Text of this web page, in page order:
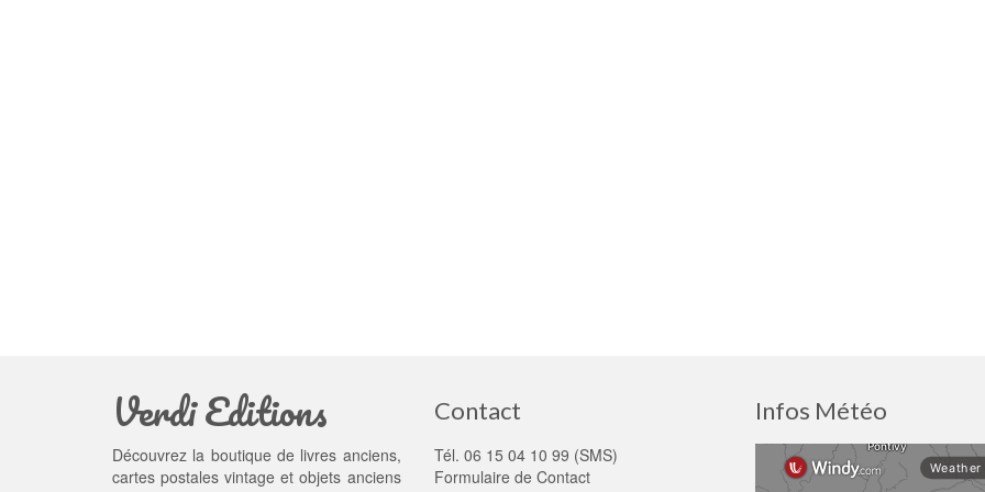
Verdi Editions
Découvrez la boutique de livres anciens,
cartes postales vintage et objets anciens
Contact
Tél. 06 15 04 10 99 (SMS)
Formulaire de Contact
Infos Météo